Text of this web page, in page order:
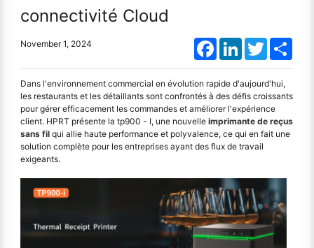
connectivité Cloud
November 1, 2024 FacebookLinkedInTwitter
Dans l'environnement commercial en évolution rapide d'aujourd'hui,
les restaurants et les détaillants sont confrontés à des défis croissants
pour gérer efficacement les commandes et améliorer l'expérience
client. HPRT présente la tp900 - I, une nouvelle imprimante de reçus
sans fil qui allie haute performance et polyvalence, ce qui en fait une
solution complète pour les entreprises ayant des flux de travail
exigeants.